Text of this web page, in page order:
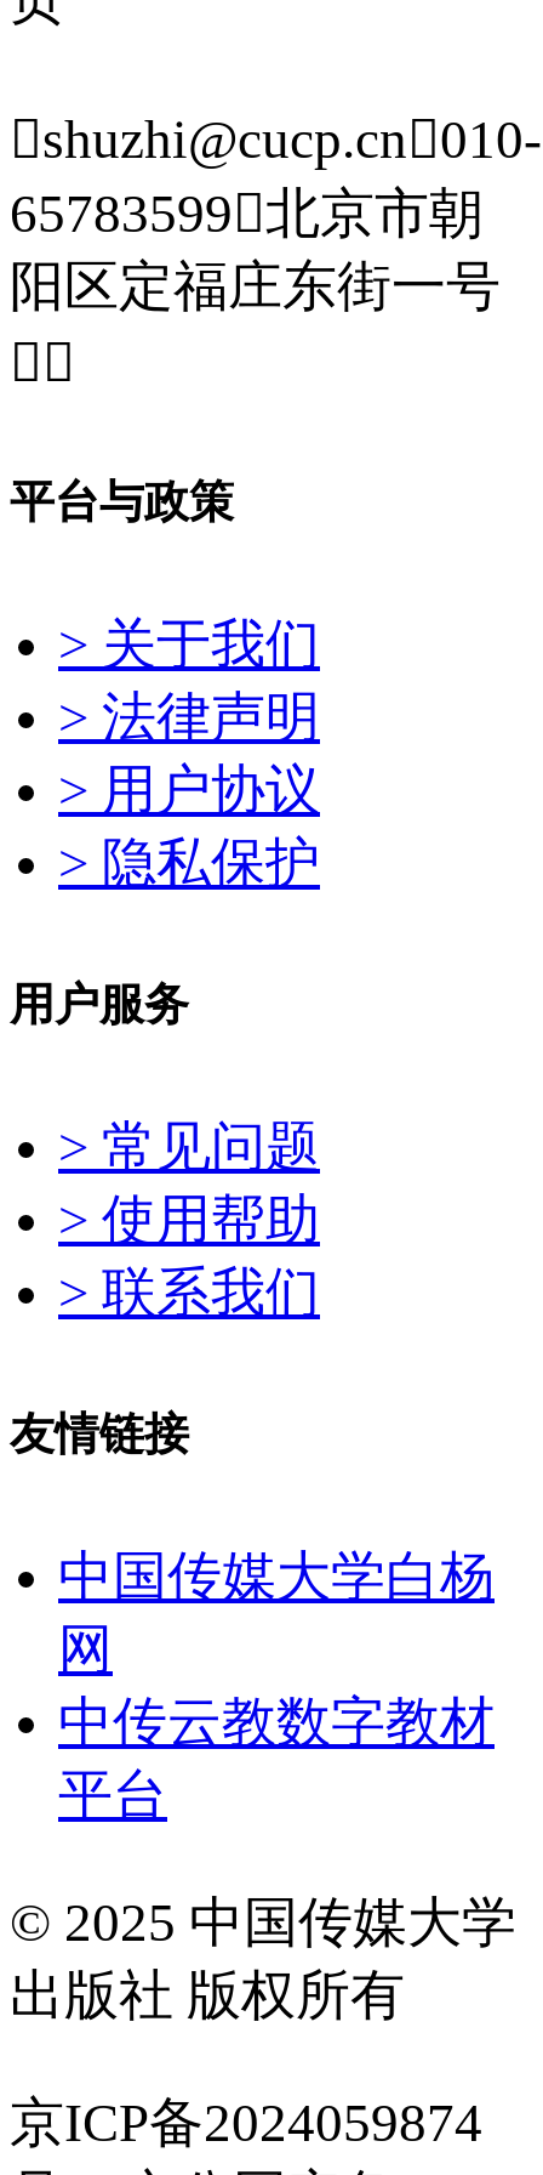
shuzhi@cucp.cn010-
65783599北京市朝
阳区定福庄东街一号

平台与政策
> 关于我们
> 法律声明
> 用户协议
> 隐私保护
用户服务
> 常见问题
> 使用帮助
> 联系我们
友情链接
中国传媒大学白杨
网
中传云教数字教材
平台
© 2025 中国传媒大学
出版社 版权所有
京ICP备2024059874